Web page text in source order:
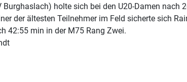
Burghaslach) holte sich bei den U20-Damen nach
der ältesten Teilnehmer im Feld sicherte sich
42:55 min in der M75 Rang Zwei.
Januar 2026 - Nordbayerische Hallenmeisterschaften in